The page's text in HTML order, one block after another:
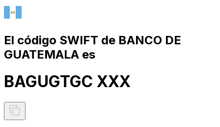
El código SWIFT de BANCO DE
GUATEMALA es
BAGUGTGC XXX